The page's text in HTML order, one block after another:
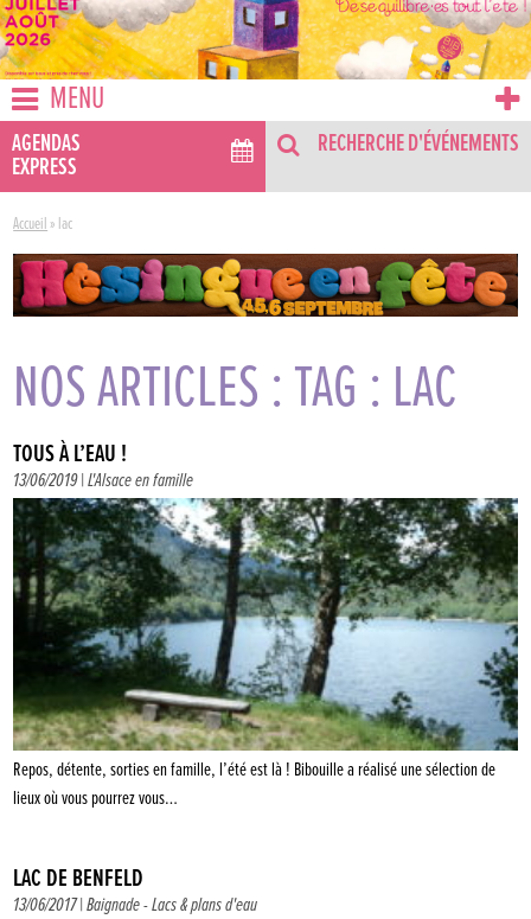
MENU
AGENDAS
EXPRESS
RECHERCHE D'ÉVÉNEMENTS
Accueil » lac
NOS ARTICLES : TAG : LAC
TOUS À L’EAU !
13/06/2019 |L'Alsace en famille
Repos, détente, sorties en famille, l’été est là ! Bibouille a réalisé une sélection de
lieux où vous pourrez vous…
LAC DE BENFELD
13/06/2017 |Baignade-Lacs & plans d'eau